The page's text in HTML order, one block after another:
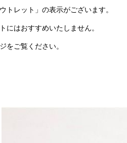
トレット」の表示がございます。
にはおすすめいたしません。
をご覧ください。